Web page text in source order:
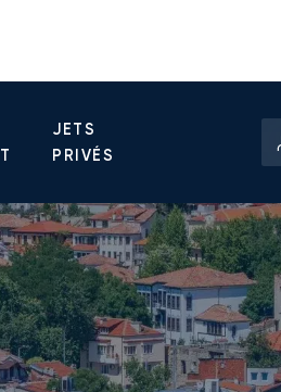
JETS
PRIVÉS